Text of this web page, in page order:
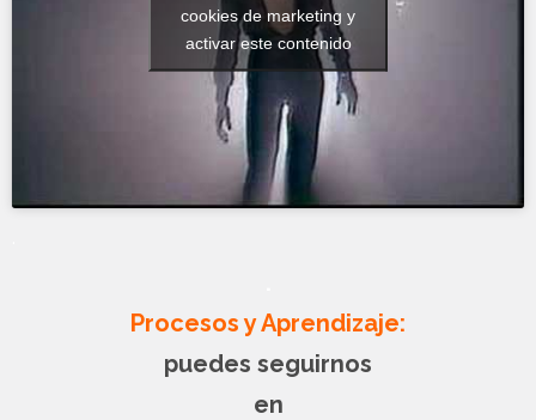
cookies de marketing y
activar este contenido
Procesos y Aprendizaje:
puedes seguirnos
en